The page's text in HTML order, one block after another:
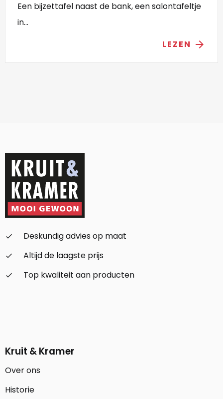
Een bijzettafel naast de bank, een salontafeltje
in...
LEZEN arrow_forward
check_small
Deskundig advies op maat
check_small
Altijd de laagste prijs
check_small
Top kwaliteit aan producten
Kruit & Kramer
Over ons
Historie